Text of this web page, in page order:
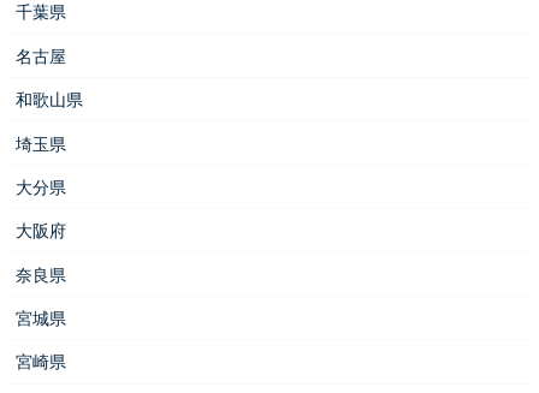
千葉県
名古屋
和歌山県
埼玉県
大分県
大阪府
奈良県
宮城県
宮崎県